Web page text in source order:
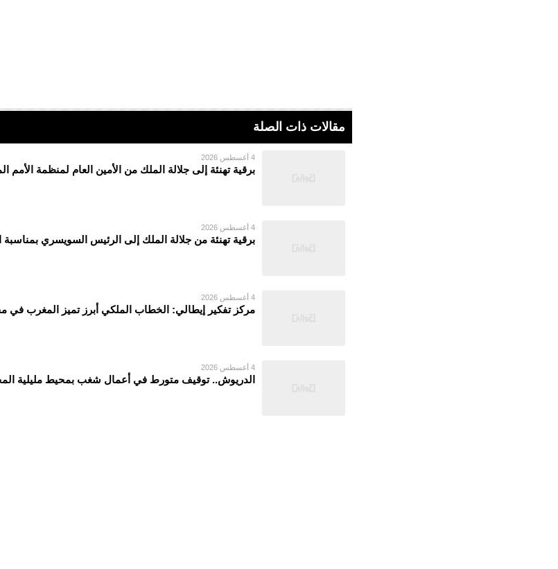
مقالات ذات الصلة
4 أغسطس 2026
برقية تهنئة إلى جلالة الملك من الأمين العام لمنظمة الأمم
4 أغسطس 2026
برقية تهنئة من جلالة الملك إلى الرئيس السويسري بمناسبة
4 أغسطس 2026
مركز تفكير إيطالي: الخطاب الملكي أبرز تميز المغرب في
4 أغسطس 2026
الدريوش.. توقيف متورط في أعمال شغب بمحيط مليلية